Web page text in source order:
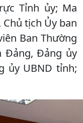
Tỉnh ủy; Ma
tịch Ủy ban
Ban Thường
Đảng, Đảng ủy
ủy UBND tỉnh;